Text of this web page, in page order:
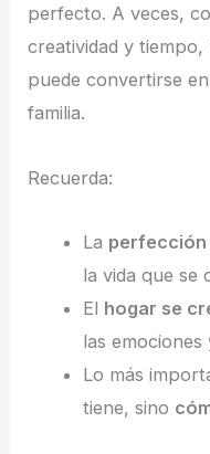
perfecto. A veces,
creatividad y
puede convertirse
familia.
Recuerda:
La perfección
la vida que se
El hogar se
las
Lo más
tiene, sino